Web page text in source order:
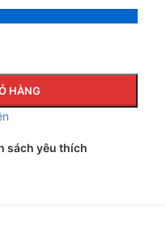
HÀNG
sách yêu thích